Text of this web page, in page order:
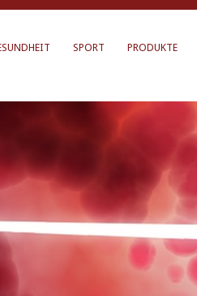
SPORT PRODUKTE